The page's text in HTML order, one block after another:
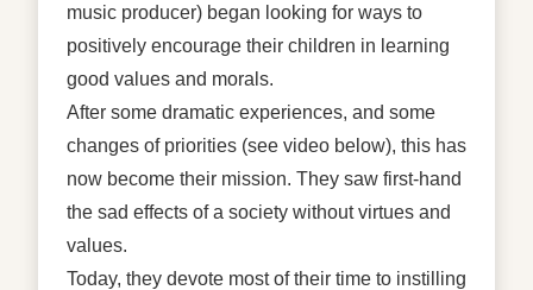
music producer) began looking for ways to
positively encourage their children in learning
good values and morals.
After some dramatic experiences, and some
changes of priorities (see video below), this has
now become their mission. They saw first-hand
the sad effects of a society without virtues and
values.
Today, they devote most of their time to instilling